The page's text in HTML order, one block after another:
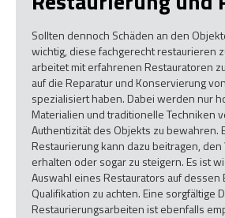
Sollten dennoch Schäden an den
wichtig, diese fachgerecht restaurieren
arbeitet mit erfahrenen Restauratoren
auf die Reparatur und Konservierung
spezialisiert haben. Dabei werden nur
Materialien und traditionelle Techniken
Authentizität des Objekts zu bewahren.
Restaurierung kann dazu beitragen,
erhalten oder sogar zu steigern. Es ist
Auswahl eines Restaurators auf dessen
Qualifikation zu achten. Eine sorgfältige
Restaurierungsarbeiten ist ebenfalls